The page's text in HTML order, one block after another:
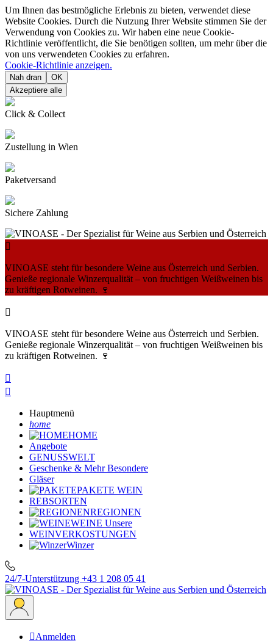
Um Ihnen das bestmögliche Erlebnis zu bieten, verwendet diese
Website Cookies. Durch die Nutzung Ihrer Website stimmen Sie der
Verwendung von Cookies zu. Wir haben eine neue Cookie-
Richtlinie veröffentlicht, die Sie benötigen sollten, um mehr über die
von uns verwendeten Cookies zu erfahren.
Cookie-Richtlinie anzeigen.
Nah dran
OK
Akzeptiere alle
Click & Collect
Zustellung in Wien
Paketversand
Sichere Zahlung

VINOASE steht für besondere Weine aus Österreich und Serbien.
Genieße regionale Winzerqualität – von fruchtigen Weißweinen bis
zu kräftigen Rotweinen. 🍷

VINOASE steht für besondere Weine aus Österreich und Serbien.
Genieße regionale Winzerqualität – von fruchtigen Weißweinen bis
zu kräftigen Rotweinen. 🍷


Hauptmenü
home
HOME
Angebote
GENUSSWELT
Geschenke & MehrBesondere
Gläser
PAKETE WEIN
REBSORTEN
REGIONEN
WEINE Unsere
WEINVERKOSTUNGEN
Winzer
24/7-Unterstützung +43 1 208 05 41
Anmelden